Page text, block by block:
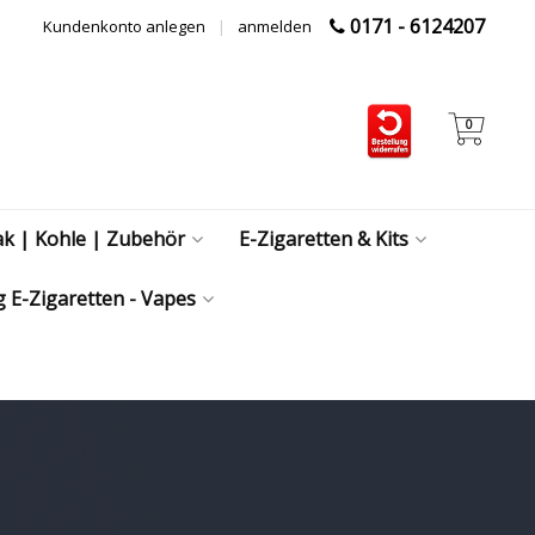
0171 - 6124207
anmelden
|
Kundenkonto anlegen
0
| Kohle | Zubehör E-Zigaretten & Kits
E-Zigaretten - Vapes